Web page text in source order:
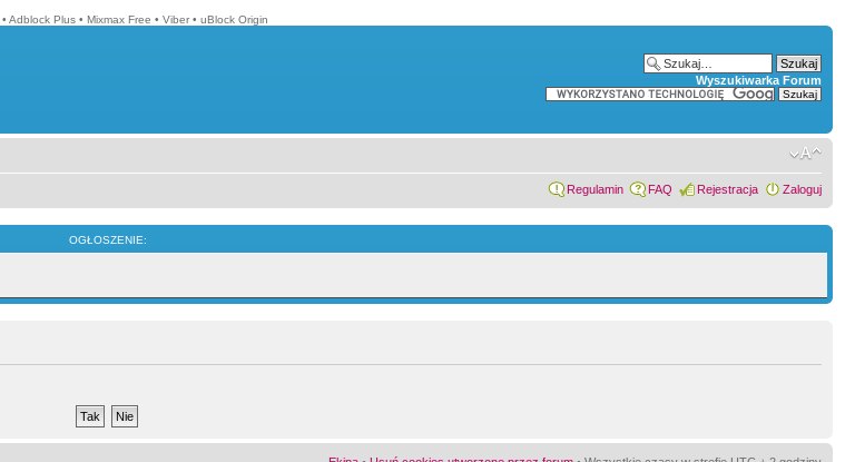
• Adblock Plus • Mixmax Free • Viber • uBlock Origin
Wyszukiwarka Forum
Regulamin FAQ Rejestracja Zaloguj
OGŁOSZENIE: